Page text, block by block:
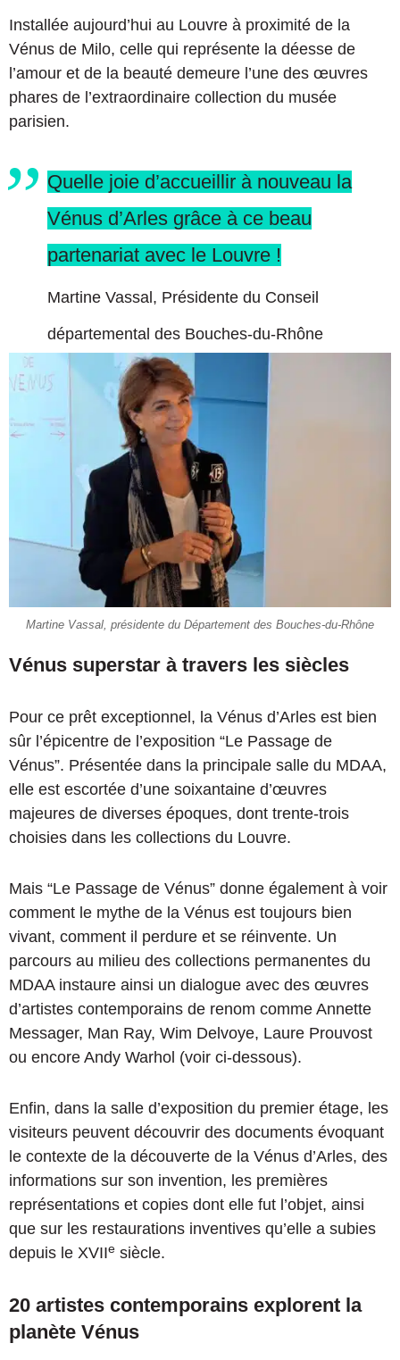
Installée aujourd’hui au Louvre à proximité de la
Vénus de Milo, celle qui représente la déesse de
l’amour et de la beauté demeure l’une des œuvres
phares de l’extraordinaire collection du musée
parisien.
Quelle joie d’accueillir à nouveau la
Vénus d’Arles grâce à ce beau
partenariat avec le Louvre !
Martine Vassal, Présidente du Conseil
départemental des Bouches-du-Rhône
Martine Vassal, présidente du Département des Bouches-du-Rhône
Vénus superstar à travers les siècles
Pour ce prêt exceptionnel, la Vénus d’Arles est bien
sûr l’épicentre de l’exposition “Le Passage de
Vénus”. Présentée dans la principale salle du MDAA,
elle est escortée d’une soixantaine d’œuvres
majeures de diverses époques, dont trente-trois
choisies dans les collections du Louvre.
Mais “Le Passage de Vénus” donne également à voir
comment le mythe de la Vénus est toujours bien
vivant, comment il perdure et se réinvente. Un
parcours au milieu des collections permanentes du
MDAA instaure ainsi un dialogue avec des œuvres
d’artistes contemporains de renom comme Annette
Messager, Man Ray, Wim Delvoye, Laure Prouvost
ou encore Andy Warhol (voir ci-dessous).
Enfin, dans la salle d’exposition du premier étage, les
visiteurs peuvent découvrir des documents évoquant
le contexte de la découverte de la Vénus d’Arles, des
informations sur son invention, les premières
représentations et copies dont elle fut l’objet, ainsi
que sur les restaurations inventives qu’elle a subies
depuis le XVIIe siècle.
20 artistes contemporains explorent la
planète Vénus